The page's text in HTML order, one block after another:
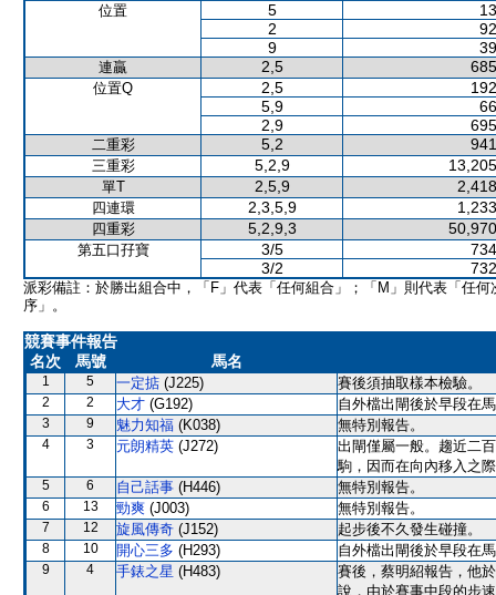
位置 5
2
9
連贏 2,5
位置Q 2,5
5,9
2,9
二重彩 5,2
三重彩 5,2,9
單T 2,5,9
四連環 2,3,5,9
四重彩 5,2,9,3
第五口孖寶 3/5
3/2
派彩備註：於勝出組合中，「F」代表「任何組合」；「M」則代表「任何
序」。
競賽事件報告
名次
馬號 馬名
1 5 一定掂 (J225) 賽後須抽取樣本檢驗。
2 2 大才 (G192) 自外檔出閘後於早段在
3 9 魅力知福 (K038) 無特別報告。
4 3 元朗精英 (J272)
出閘僅屬一般。趨近二
駒，因而在向內移入之
5 6 自己話事 (H446) 無特別報告。
6 13 勁爽 (J003) 無特別報告。
7 12 旋風傳奇 (J152) 起步後不久發生碰撞。
8 10 開心三多 (H293) 自外檔出閘後於早段在
9 4 手錶之星 (H483)
賽後，蔡明紹報告，他
說，由於賽事中段的步